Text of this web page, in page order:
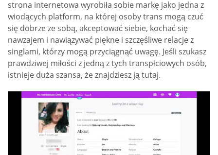
strona internetowa wyrobiła sobie markę jako jedna z
wiodących platform, na której osoby trans mogą czuć
się dobrze ze sobą, akceptować siebie, kochać się
nawzajem i nawiązywać piękne i szczęśliwe relacje z
singlami, którzy mogą przyciągnąć uwagę. Jeśli szukasz
prawdziwej miłości z jedną z tych transpłciowych osób,
istnieje duża szansa, że znajdziesz ją tutaj.